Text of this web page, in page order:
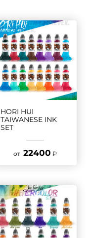
HORI HUI
TAIWANESE INK
SET
от 22400 ₽